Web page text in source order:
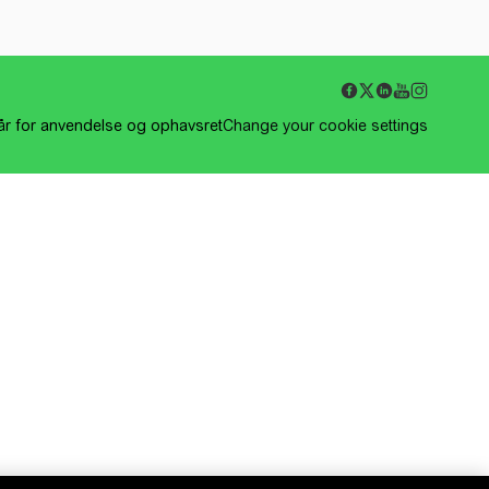
for anvendelse og ophavsretChange your cookie settings